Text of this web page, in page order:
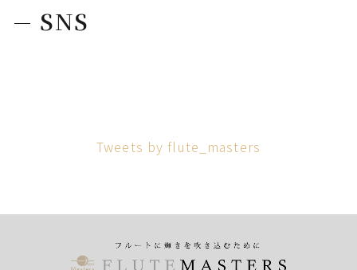
SNS
Tweets by flute_masters